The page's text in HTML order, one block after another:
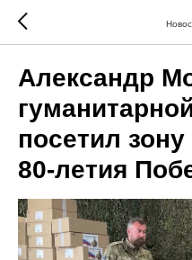
Александр
посетил
80-летия